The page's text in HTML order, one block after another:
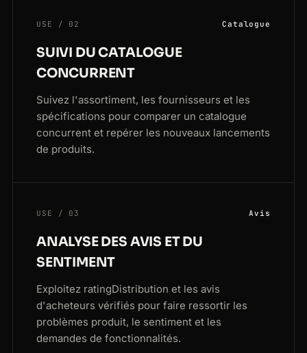
USE / 02 Catalogue
SUIVI DU CATALOGUE
CONCURRENT
Suivez l'assortiment, les fournisseurs et les
spécifications pour comparer un catalogue
concurrent et repérer les nouveaux lancements
de produits.
USE / 03 Avis
ANALYSE DES AVIS ET DU
SENTIMENT
Exploitez ratingDistribution et les avis
d'acheteurs vérifiés pour faire ressortir les
problèmes produit, le sentiment et les
demandes de fonctionnalités.